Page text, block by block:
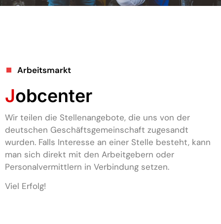
Arbeitsmarkt
Jobcenter
Wir teilen die Stellenangebote, die uns von der
deutschen Geschäftsgemeinschaft zugesandt
wurden. Falls Interesse an einer Stelle besteht, kann
man sich direkt mit den Arbeitgebern oder
Personalvermittlern in Verbindung setzen.
Viel Erfolg!